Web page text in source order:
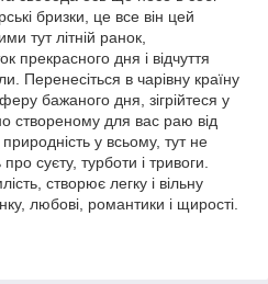
бризки, це все він цей
тут літній ранок,
прекрасного дня і відчуття
Перенесіться в чарівну країну
бажаного дня, зігрійтеся у
створеному для вас раю від
у всьому, тут не
суєту, турботи і тривоги.
створює легку і вільну
любові, романтики і щирості.